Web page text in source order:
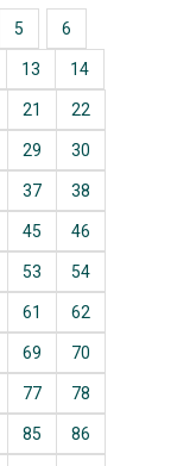
5 6
13 14
21 22
29 30
37 38
45 46
53 54
61 62
69 70
77 78
85 86